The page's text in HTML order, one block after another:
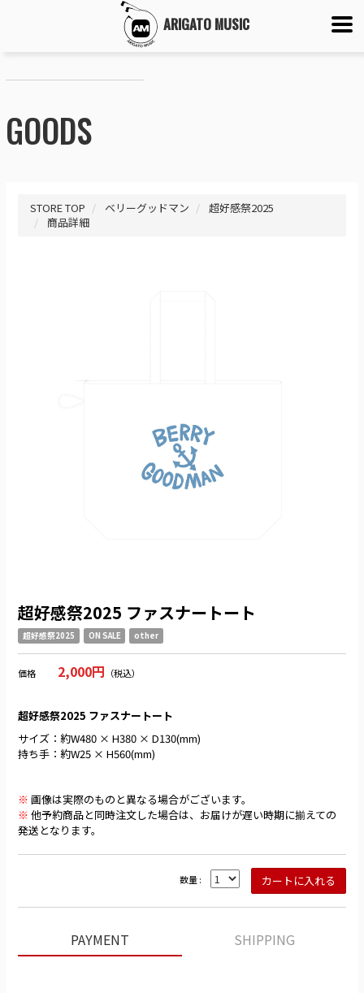
ARIGATO MUSIC
GOODS
STORE TOP ベリーグッドマン
超好感祭2025
商品詳細
超好感祭2025 ファスナートート
超好感祭2025 ON SALE other
価格 2,000円 （税込）
超好感祭2025 ファスナートート
サイズ：約W480 × H380 × D130(mm)
持ち手：約W25 × H560(mm)
※ 画像は実際のものと異なる場合がございます。
※ 他予約商品と同時注文した場合は、お届けが遅い時期に揃えての
発送となります。
数量 :
PAYMENT SHIPPING